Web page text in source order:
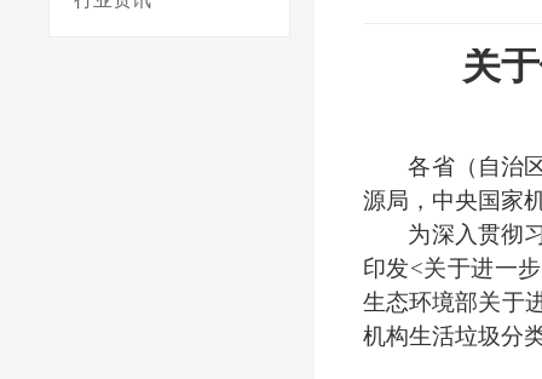
关
各省（自治
源局，中央国家
为深入贯彻
印发<关于进一
生态环境部关于
机构生活垃圾分